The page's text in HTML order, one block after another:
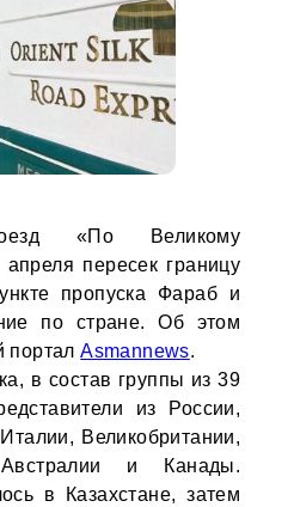
«По Великому
пересек границу
пропуска Фараб и
по стране. Об этом
порталAsmannews.
в состав группы из 39
из России,
Великобритании,
и Канады.
в Казахстане, затем